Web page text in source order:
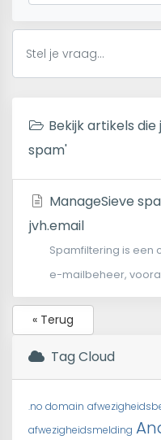
Bekijk artikels
spam'
ManageSieve
jvh.email
Spamfiltering is een
e-mailbeheer,
« Terug
Tag Cloud
.no domain
afwezigheidsmelding